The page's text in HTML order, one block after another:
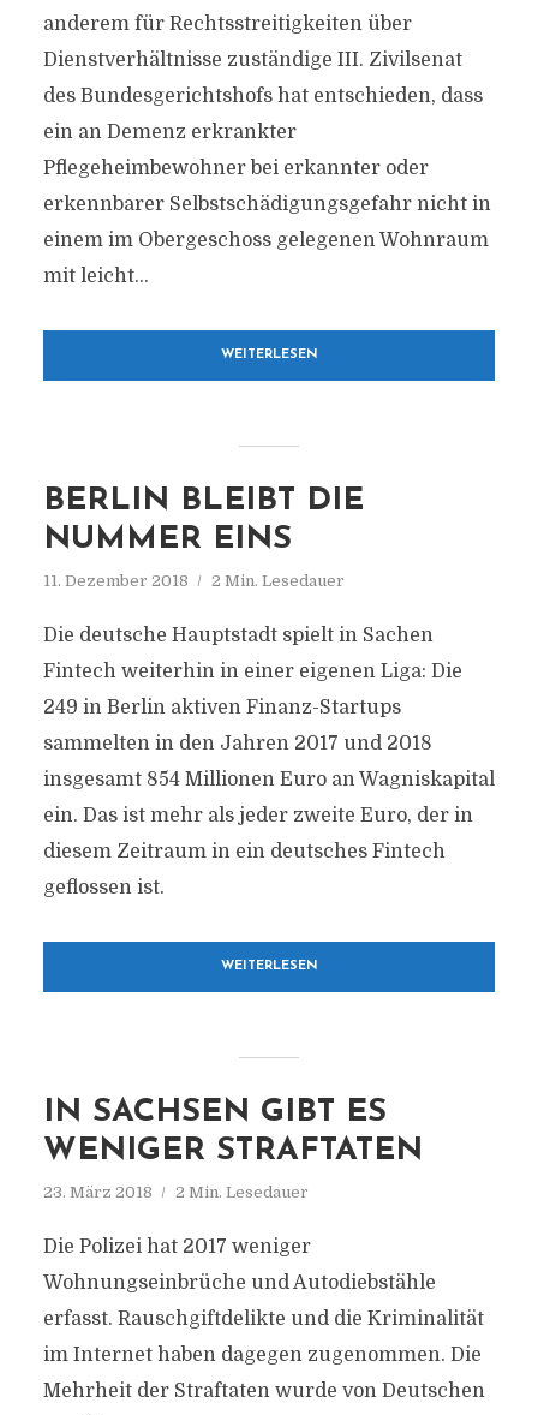
anderem für Rechtsstreitigkeiten über
Dienstverhältnisse zuständige III. Zivilsenat
des Bundesgerichtshofs hat entschieden, dass
ein an Demenz erkrankter
Pflegeheimbewohner bei erkannter oder
erkennbarer Selbstschädigungsgefahr nicht in
einem im Obergeschoss gelegenen Wohnraum
mit leicht...
WEITERLESEN
BERLIN BLEIBT DIE
NUMMER EINS
11. Dezember 2018 2 Min. Lesedauer
Die deutsche Hauptstadt spielt in Sachen
Fintech weiterhin in einer eigenen Liga: Die
249 in Berlin aktiven Finanz-Startups
sammelten in den Jahren 2017 und 2018
insgesamt 854 Millionen Euro an Wagniskapital
ein. Das ist mehr als jeder zweite Euro, der in
diesem Zeitraum in ein deutsches Fintech
geflossen ist.
WEITERLESEN
IN SACHSEN GIBT ES
WENIGER STRAFTATEN
23. März 2018 2 Min. Lesedauer
Die Polizei hat 2017 weniger
Wohnungseinbrüche und Autodiebstähle
erfasst. Rauschgiftdelikte und die Kriminalität
im Internet haben dagegen zugenommen. Die
Mehrheit der Straftaten wurde von Deutschen